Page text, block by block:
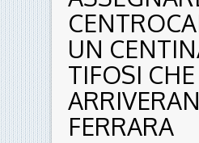
UN
TIFOSI CHE
FERRARA